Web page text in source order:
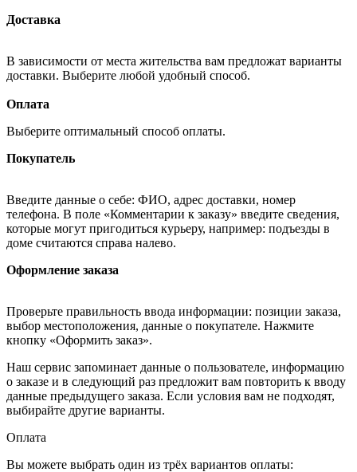
Доставка
В зависимости от места жительства вам предложат варианты
доставки. Выберите любой удобный способ.
Оплата
Выберите оптимальный способ оплаты.
Покупатель
Введите данные о себе: ФИО, адрес доставки, номер
телефона. В поле «Комментарии к заказу» введите сведения,
которые могут пригодиться курьеру, например: подъезды в
доме считаются справа налево.
Оформление заказа
Проверьте правильность ввода информации: позиции заказа,
выбор местоположения, данные о покупателе. Нажмите
кнопку «Оформить заказ».
Наш сервис запоминает данные о пользователе, информацию
о заказе и в следующий раз предложит вам повторить к вводу
данные предыдущего заказа. Если условия вам не подходят,
выбирайте другие варианты.
Оплата
Вы можете выбрать один из трёх вариантов оплаты: